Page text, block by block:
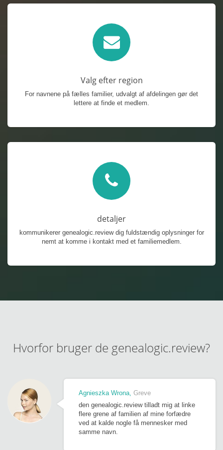
Valg efter region
For navnene på fælles familier, udvalgt af afdelingen gør det
lettere at finde et medlem.
detaljer
kommunikerer genealogic.review dig fuldstændig oplysninger for
nemt at komme i kontakt med et familiemedlem.
Hvorfor bruger de genealogic.review?
Agnieszka Wrona Greve
den genealogic.review tilladt mig at linke
flere grene af familien af ​​mine forfædre
ved at kalde nogle få mennesker med
samme navn.